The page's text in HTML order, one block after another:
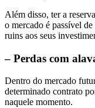
Além disso, ter a
o mercado é passível
ruins aos seus
– Perdas com
Dentro do mercado
determinado contrato
naquele momento.